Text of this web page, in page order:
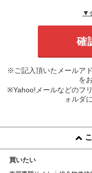
▼
※ご記入頂いたメールア
を
※Yahoo!メールなどのフ
ォルダ
買いたい